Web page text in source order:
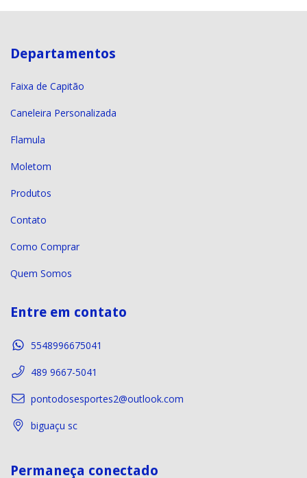
Departamentos
Faixa de Capitão
Caneleira Personalizada
Flamula
Moletom
Produtos
Contato
Como Comprar
Quem Somos
Entre em contato
5548996675041
489 9667-5041
pontodosesportes2@outlook.com
biguaçu sc
Permaneça conectado